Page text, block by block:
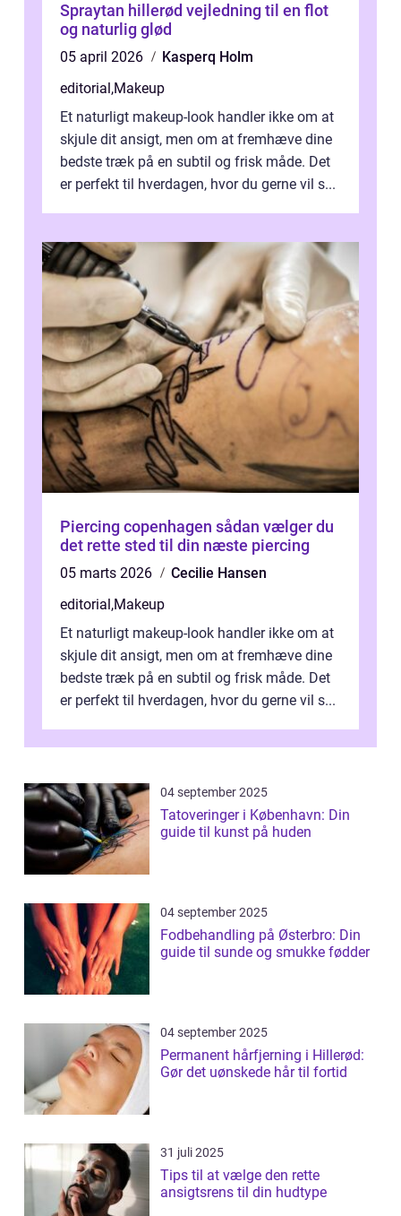
Spraytan hillerød vejledning til en flot
og naturlig glød
05 april 2026
Kasperq Holm
editorial ,Makeup
Et naturligt makeup-look handler ikke om at
skjule dit ansigt, men om at fremhæve dine
bedste træk på en subtil og frisk måde. Det
er perfekt til hverdagen, hvor du gerne vil s...
Piercing copenhagen sådan vælger du
det rette sted til din næste piercing
05 marts 2026
Cecilie Hansen
editorial ,Makeup
Et naturligt makeup-look handler ikke om at
skjule dit ansigt, men om at fremhæve dine
bedste træk på en subtil og frisk måde. Det
er perfekt til hverdagen, hvor du gerne vil s...
04 september 2025
Tatoveringer i København: Din
guide til kunst på huden
04 september 2025
Fodbehandling på Østerbro: Din
guide til sunde og smukke fødder
04 september 2025
Permanent hårfjerning i Hillerød:
Gør det uønskede hår til fortid
31 juli 2025
Tips til at vælge den rette
ansigtsrens til din hudtype